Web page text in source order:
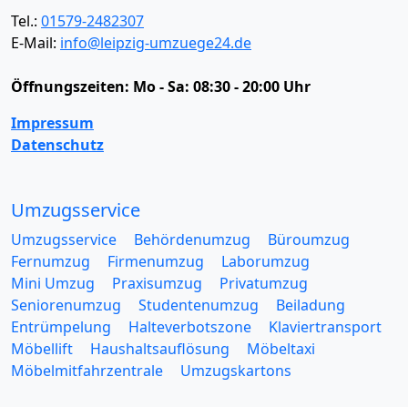
Tel.: 01579-2482307
E-Mail: info@leipzig-umzuege24.de
Öffnungszeiten: Mo - Sa: 08:30 - 20:00 Uhr
Impressum
Datenschutz
Umzugsservice
Umzugsservice Behördenumzug
Büroumzug
Fernumzug
Firmenumzug
Laborumzug
Mini Umzug
Praxisumzug
Privatumzug
Seniorenumzug
Studentenumzug
Beiladung
Entrümpelung
Halteverbotszone
Klaviertransport
Möbellift
Haushaltsauflösung
Möbeltaxi
Möbelmitfahrzentrale
Umzugskartons